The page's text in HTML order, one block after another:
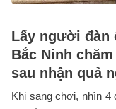
Lấy người đàn
Bắc Ninh
sau nhận quả
Khi sang chơi, nhìn 4